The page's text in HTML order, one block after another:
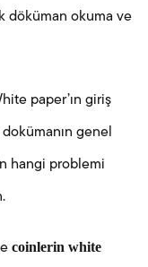
döküman okuma ve
paper’ın giriş
genel
hangi problemi
coinlerin white